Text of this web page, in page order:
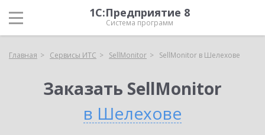
1С:Предприятие 8
Система программ
Главная Сервисы ИТС SellMonitor SellMonitor в Шелехове
Заказать SellMonitor
в Шелехове